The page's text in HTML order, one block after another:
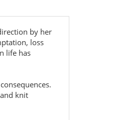
by her
loss
life has
knit